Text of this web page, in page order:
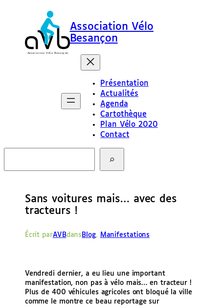
Association Vélo
Besançon
Présentation
Actualités
Agenda
Cartothèque
Plan Vélo 2020
Contact
c
Sans voitures mais… avec des
tracteurs !
Écrit parAVBdans Blog, Manifestations
Vendredi dernier, a eu lieu une important
manifestation, non pas à vélo mais… en tracteur !
Plus de 400 véhicules agricoles ont bloqué la ville
comme le montre ce beau reportage sur